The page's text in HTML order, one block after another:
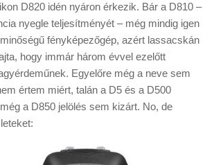
D820 idén nyáron érkezik. Bár a D810 –
nyegle teljesítményét – még mindig igen
fényképezőgép, azért lassacskán
hogy immár három évvel ezelőtt
Egyelőre még a neve sem
értem miért, talán a D5 és a D500
a D850 jelölés sem kizárt. No, de